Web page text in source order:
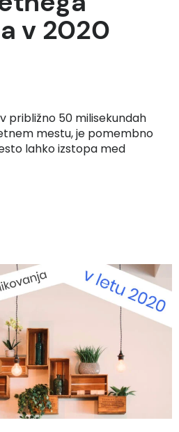
v 2020
približno 50 milisekundah
mestu, je pomembno
lahko izstopa med